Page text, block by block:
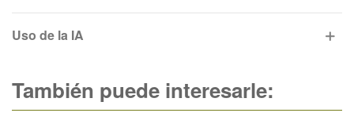
Uso de la IA
También puede interesarle: